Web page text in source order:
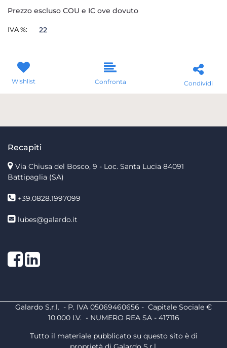
Prezzo escluso COU e IC ove dovuto
IVA %: 22
Wishlist Confronta Condividi
Recapiti
Via Chiusa del Bosco, 9 - Loc. Santa Lucia 84091
Battipaglia (SA)
+39.0828.1997099
lubes@galardo.it
Facebook
LinkedIn
Galardo S.r.l. - P. IVA 05069460656 - Capitale Sociale €
10.000 I.V. - NUMERO REA SA - 417116
Tutto il materiale pubblicato su questo sito è di